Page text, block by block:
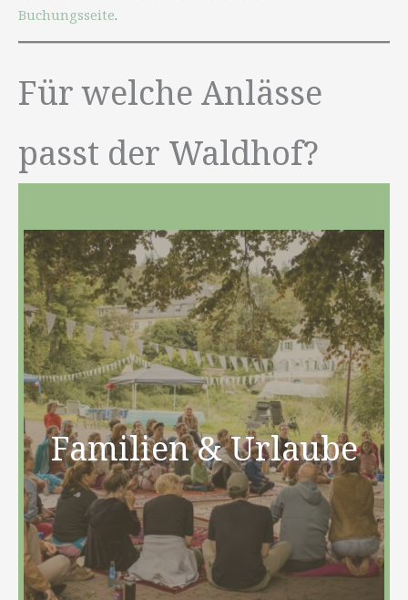
Buchungsseite.
Für welche Anlässe
passt der Waldhof?
Familien & Urlaube